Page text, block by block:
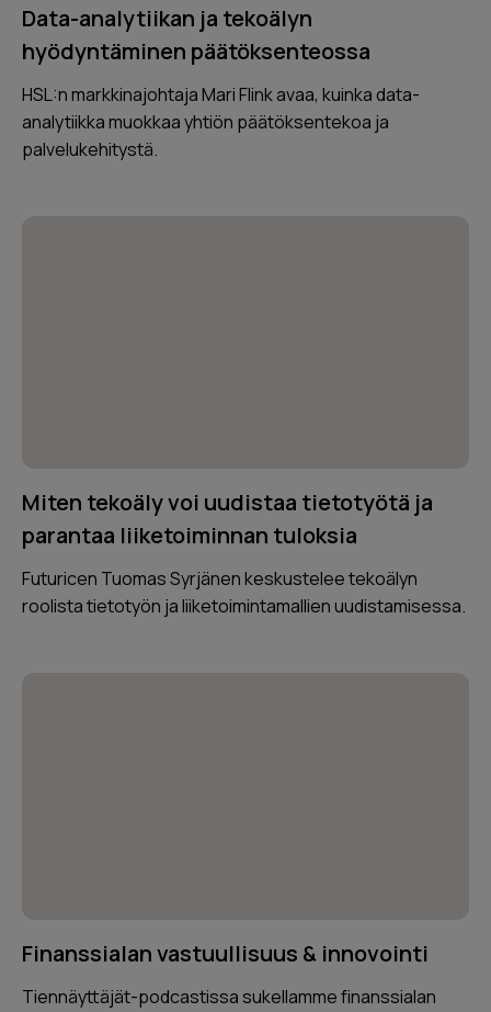
Data-analytiikan ja tekoälyn
hyödyntäminen päätöksenteossa
HSL:n markkinajohtaja Mari Flink avaa, kuinka data-
analytiikka muokkaa yhtiön päätöksentekoa ja
palvelukehitystä.
Miten tekoäly voi uudistaa tietotyötä ja
parantaa liiketoiminnan tuloksia
Futuricen Tuomas Syrjänen keskustelee tekoälyn
roolista tietotyön ja liiketoimintamallien uudistamisessa.
Finanssialan vastuullisuus & innovointi
Tiennäyttäjät-podcastissa sukellamme finanssialan